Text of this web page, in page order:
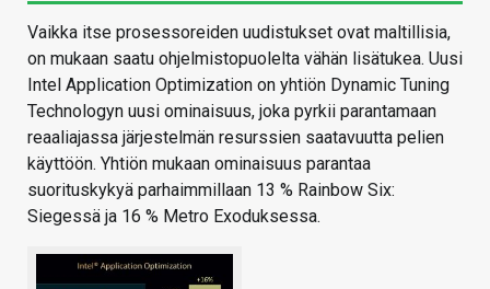
Vaikka itse prosessoreiden uudistukset ovat maltillisia,
on mukaan saatu ohjelmistopuolelta vähän lisätukea. Uusi
Intel Application Optimization on yhtiön Dynamic Tuning
Technologyn uusi ominaisuus, joka pyrkii parantamaan
reaaliajassa järjestelmän resurssien saatavuutta pelien
käyttöön. Yhtiön mukaan ominaisuus parantaa
suorituskykyä parhaimmillaan 13 % Rainbow Six:
Siegessä ja 16 % Metro Exoduksessa.